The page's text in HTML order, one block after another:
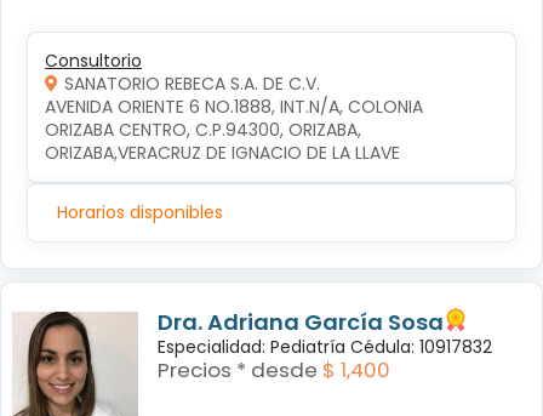
Consultorio
SANATORIO REBECA S.A. DE C.V.
AVENIDA ORIENTE 6 NO.1888, INT.N/A, COLONIA
ORIZABA CENTRO, C.P.94300, ORIZABA,
ORIZABA,VERACRUZ DE IGNACIO DE LA LLAVE
Horarios disponibles
Dra. Adriana García Sosa
Especialidad: Pediatría Cédula: 10917832
Precios * desde $ 1,400